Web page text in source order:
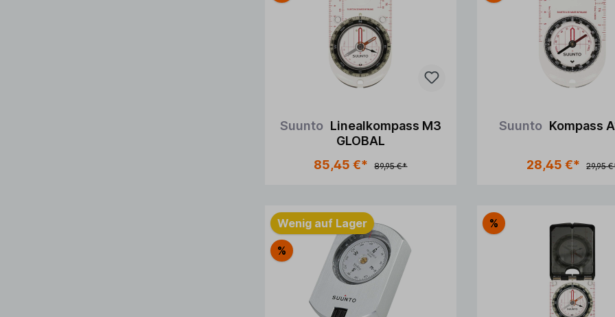
Suunto Linealkompass M3
GLOBAL
85,45 €*
89,95 €*
In den Warenkorb
Suunto Kompass
28,45 €* 29,95
In
Wenig auf Lager
%
%